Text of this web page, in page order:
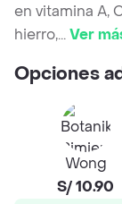
en vitamina A,
hierro,...Ver
Opciones
Wong
S/ 10.90